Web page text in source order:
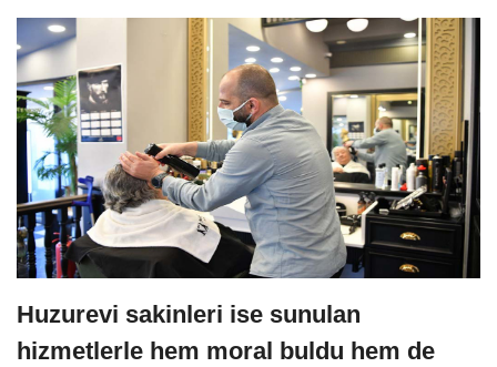
Huzurevi sakinleri ise sunulan
hizmetlerle hem moral buldu hem de